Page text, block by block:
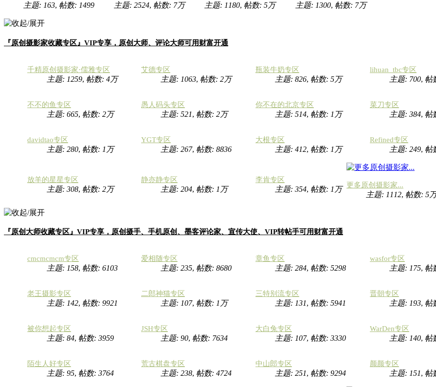
主题: 163, 帖数: 1499
主题: 2524, 帖数: 7万
主题: 1180, 帖数: 5万
主题: 1300, 帖数: 7万
『原创摄影家收藏专区』VIP专享，原创大师、评论大师可用财富开通
千精原创摄影家·儒雅专区
主题: 1259, 帖数: 4万
艾德专区
主题: 1063, 帖数: 2万
瓶装牛奶专区
主题: 826, 帖数: 5万
lihuan_tbc专区
主题: 700, 帖
不不的鱼专区
主题: 665, 帖数: 2万
愚人码头专区
主题: 521, 帖数: 2万
你不在的北京专区
主题: 514, 帖数: 1万
菜刀专区
主题: 384, 帖
davidtao专区
主题: 280, 帖数: 1万
YGT专区
主题: 267, 帖数: 8836
大根专区
主题: 412, 帖数: 1万
Refined专区
主题: 249, 帖
放羊的星星专区
主题: 308, 帖数: 2万
静亦静专区
主题: 204, 帖数: 1万
李肯专区
主题: 354, 帖数: 1万 更多原创摄影家...
主题: 1112, 帖数: 5
『原创大师收藏专区』VIP专享，原创摄手、手机原创、墨客评论家、宣传大使、VIP转帖手可用财富开通
cmcmcmcm专区
主题: 158, 帖数: 6103
爱相随专区
主题: 235, 帖数: 8680
章鱼专区
主题: 284, 帖数: 5298
wasfor专区
主题: 175, 帖
老王摄影专区
主题: 142, 帖数: 9921
二郎神猫专区
主题: 107, 帖数: 1万
三特别流专区
主题: 131, 帖数: 5941
晋朝专区
主题: 193, 帖
被你想起专区
主题: 84, 帖数: 3959
JSH专区
主题: 90, 帖数: 7634
大白兔专区
主题: 107, 帖数: 3330
WarDen专区
主题: 140, 帖
陌生人好专区
主题: 95, 帖数: 3764
荒古棋盘专区
主题: 238, 帖数: 4724
中山郎专区
主题: 251, 帖数: 9294
颜颜专区
主题: 151, 帖